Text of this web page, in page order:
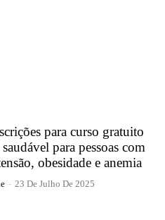
para curso gratuito
para pessoas com
obesidade e anemia
- 23 De Julho De 2025